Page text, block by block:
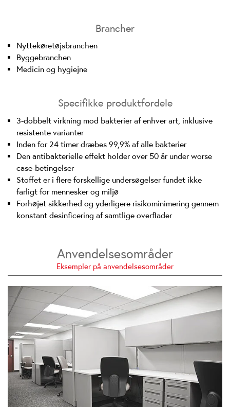
Brancher
Nyttekøretøjsbranchen
Byggebranchen
Medicin og hygiejne
Specifikke produktfordele
3-dobbelt virkning mod bakterier af enhver art, inklusive
resistente varianter
Inden for 24 timer dræbes 99,9% af alle bakterier
Den antibakterielle effekt holder over 50 år under worse
case-betingelser
Stoffet er i flere forskellige undersøgelser fundet ikke
farligt for mennesker og miljø
Forhøjet sikkerhed og yderligere risikominimering gennem
konstant desinficering af samtlige overflader
Anvendelsesområder
Eksempler på anvendelsesområder